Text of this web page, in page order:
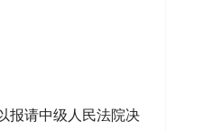
报请中级人民法院决